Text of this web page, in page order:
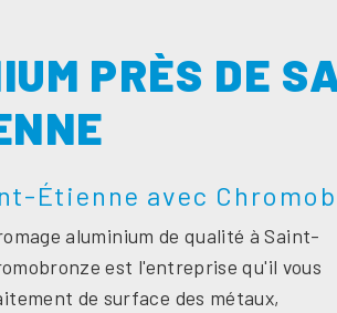
PRÈS DE
Étienne avec
aluminium de qualité à Saint-
est l'entreprise qu'il vous
de surface des métaux,